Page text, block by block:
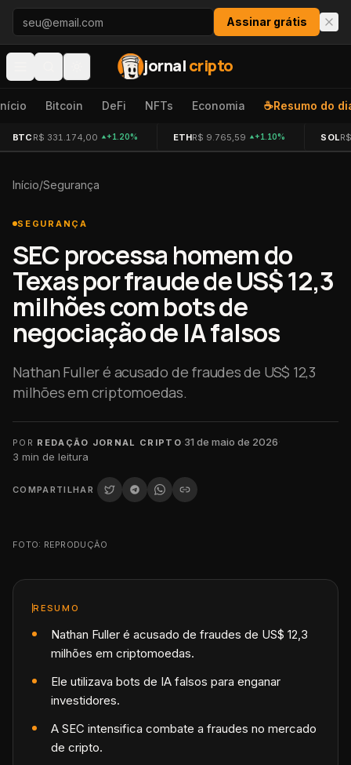
Pular para o conteúdo
Assinar grátis
jornalcripto
Bitcoin DeFi NFTs Economia ☕Resumo do
BTC R$ 331.174,00 +1.20% ETHR$ 9.765,59 +1.10% SOL
Início/Segurança
SEGURANÇA
SEC processa homem do
Texas por fraude de US$ 12,3
milhões com bots de
negociação de IA falsos
Nathan Fuller é acusado de fraudes de US$ 12,3
milhões em criptomoedas.
POR REDAÇÃO JORNAL CRIPTO·31 de maio de 2026·
3 min de leitura
COMPARTILHAR
FOTO: REPRODUÇÃO
RESUMO
Nathan Fuller é acusado de fraudes de US$ 12,3
milhões em criptomoedas.
Ele utilizava bots de IA falsos para enganar
investidores.
A SEC intensifica combate a fraudes no mercado
de cripto.